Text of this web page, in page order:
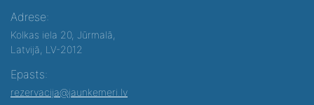
Adrese:
Kolkas iela 20, Jūrmalā,
Latvijā, LV-2012
Epasts:
rezervacija@jaunkemeri.lv